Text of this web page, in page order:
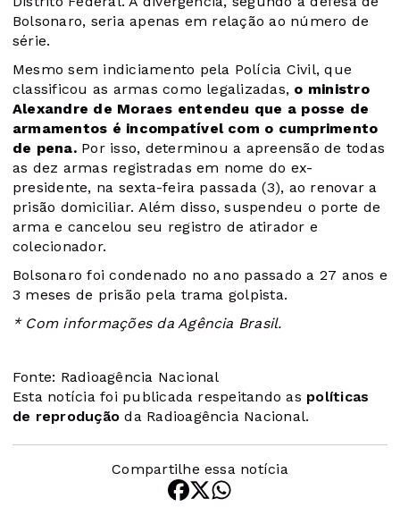
Bolsonaro, seria apenas em relação ao número de
série.
Mesmo sem indiciamento pela Polícia Civil, que
classificou as armas como legalizadas, o ministro
Alexandre de Moraes entendeu que a posse de
armamentos é incompatível com o cumprimento
de pena.Por isso, determinou a apreensão de todas
as dez armas registradas em nome do ex-
presidente, na sexta-feira passada (3), ao renovar a
prisão domiciliar. Além disso, suspendeu o porte de
arma e cancelou seu registro de atirador e
colecionador.
Bolsonaro foi condenado no ano passado a 27 anos e
3 meses de prisão pela trama golpista.
* Com informações da Agência Brasil.
Fonte: Radioagência Nacional
Esta notícia foi publicada respeitando as políticas
de reprodução da Radioagência Nacional.
Compartilhe essa notícia